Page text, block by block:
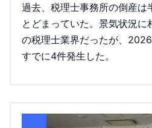
過去、税理士事務所の倒産は
とどまっていた。景気状況に
の税理士業界だったが、
すでに4件発生した。